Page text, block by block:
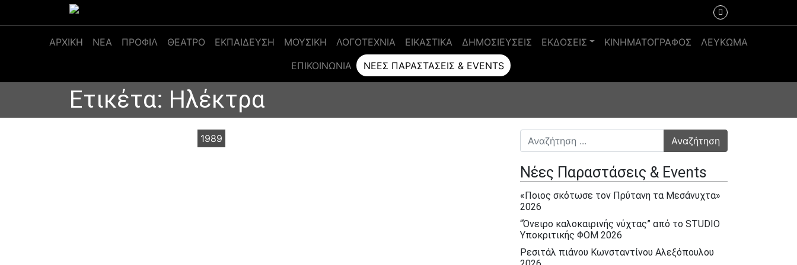
Κύρια πλοήγηση
ΑΡΧΙΚΉ ΝΕΑ ΠΡΟΦΊΛ ΘΕΑΤΡΟ ΕΚΠΑΙΔΕΥΣΗ ΜΟΥΣΙΚΗ ΛΟΓΟΤΕΧΝΙΑ ΕΙΚΑΣΤΙΚΑ ΔΗΜΟΣΙΕΥΣΕΙΣ ΕΚΔΟΣΕΙΣ ΚΙΝΗΜΑΤΟΓΡΑΦΟΣ
ΛΕΥΚΩΜΑ
ΕΠΙΚΟΙΝΩΝΊΑ
ΝΈΕΣ ΠΑΡΑΣΤΆΣΕΙΣ & EVENTS
Ετικέτα: Ηλέκτρα
1989 Αναζήτηση για:
Νέες Παραστάσεις & Events
«Ποιος σκότωσε τον Πρύτανη τα Μεσάνυχτα»
2026
“Όνειρο καλοκαιρινής νύχτας” από το STUDIO
Υποκριτικής ΦΟΜ 2026
Ρεσιτάλ πιάνου Κωνσταντίνου Αλεξόπουλου